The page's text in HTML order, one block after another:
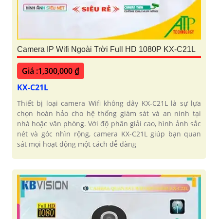
Camera IP Wifi Ngoài Trời Full HD 1080P KX-C21L
Giá :1,300,000 ₫
KX-C21L
Thiết bị loại camera Wifi không dây KX-C21L là sự lựa
chọn hoàn hảo cho hệ thống giám sát và an ninh tại
nhà hoặc văn phòng. Với độ phân giải cao, hình ảnh sắc
nét và góc nhìn rộng, camera KX-C21L giúp bạn quan
sát mọi hoạt động một cách dễ dàng